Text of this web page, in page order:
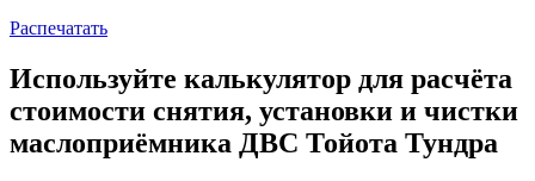
Распечатать
Используйте калькулятор для расчёта
стоимости снятия, установки и чистки
маслоприёмника ДВС Тойота Тундра